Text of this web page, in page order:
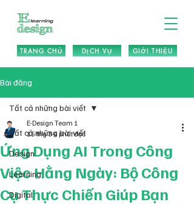
TRANG CHỦ DỊCH VỤ GIỚI THIỆU
Bài đăng
Tất cả những bài viết
Design
Learning
Digital
Tất cả những bài viết
Ứng Dụng AI Trong Công
Việc Hằng Ngày: Bộ Công
Cụ Thực Chiến Giúp Bạn
E-Design Team 1
15 thg 34 phút đọc